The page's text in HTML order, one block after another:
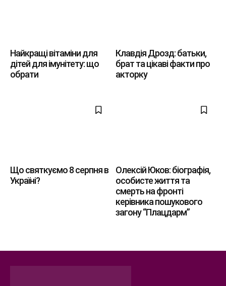
Найкращі вітаміни для
дітей для імунітету: що
обрати
Клавдія Дрозд: батьки,
брат та цікаві факти про
акторку
Що святкуємо 8 серпня в
Україні?
Олексій Юков: біографія,
особисте життя та
смерть на фронті
керівника пошукового
загону “Плацдарм”